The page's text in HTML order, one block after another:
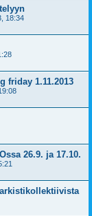
18:34
friday 1.11.2013
26.9. ja 17.10.